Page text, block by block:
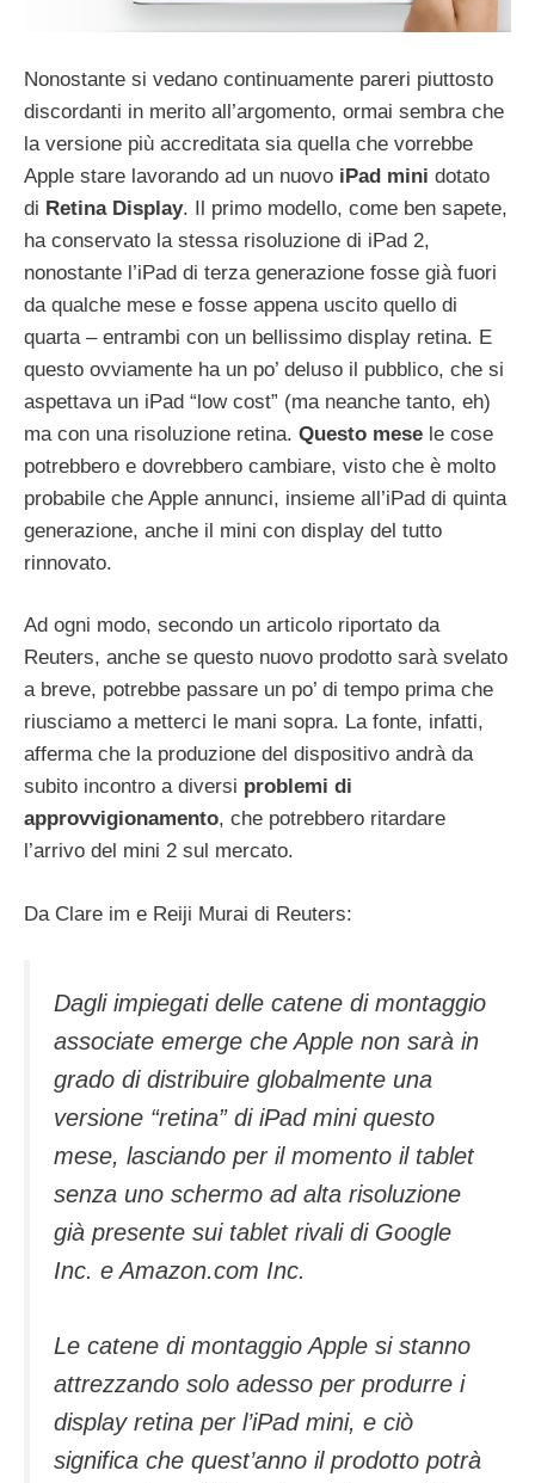
Nonostante si vedano continuamente pareri piuttosto
discordanti in merito all’argomento, ormai sembra che
la versione più accreditata sia quella che vorrebbe
Apple stare lavorando ad un nuovo iPad mini dotato
di Retina Display. Il primo modello, come ben sapete,
ha conservato la stessa risoluzione di iPad 2,
nonostante l’iPad di terza generazione fosse già fuori
da qualche mese e fosse appena uscito quello di
quarta – entrambi con un bellissimo display retina. E
questo ovviamente ha un po’ deluso il pubblico, che si
aspettava un iPad “low cost” (ma neanche tanto, eh)
ma con una risoluzione retina. Questo mese le cose
potrebbero e dovrebbero cambiare, visto che è molto
probabile che Apple annunci, insieme all’iPad di quinta
generazione, anche il mini con display del tutto
rinnovato.
Ad ogni modo, secondo un articolo riportato da
Reuters, anche se questo nuovo prodotto sarà svelato
a breve, potrebbe passare un po’ di tempo prima che
riusciamo a metterci le mani sopra. La fonte, infatti,
afferma che la produzione del dispositivo andrà da
subito incontro a diversi problemi di
approvvigionamento, che potrebbero ritardare
l’arrivo del mini 2 sul mercato.
Da Clare im e Reiji Murai di Reuters:
Dagli impiegati delle catene di montaggio
associate emerge che Apple non sarà in
grado di distribuire globalmente una
versione “retina” di iPad mini questo
mese, lasciando per il momento il tablet
senza uno schermo ad alta risoluzione
già presente sui tablet rivali di Google
Inc. e Amazon.com Inc.
Le catene di montaggio Apple si stanno
attrezzando solo adesso per produrre i
display retina per l’iPad mini, e ciò
significa che quest’anno il prodotto potrà